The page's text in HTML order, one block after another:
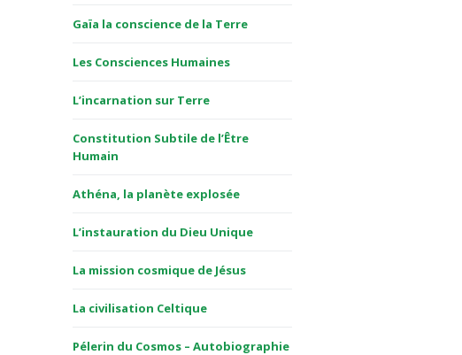
Gaïa la conscience de la Terre
Les Consciences Humaines
L’incarnation sur Terre
Constitution Subtile de l’Être
Humain
Athéna, la planète explosée
L’instauration du Dieu Unique
La mission cosmique de Jésus
La civilisation Celtique
Pélerin du Cosmos – Autobiographie